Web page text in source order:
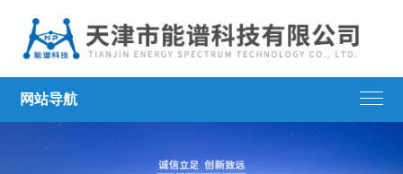
网站导航